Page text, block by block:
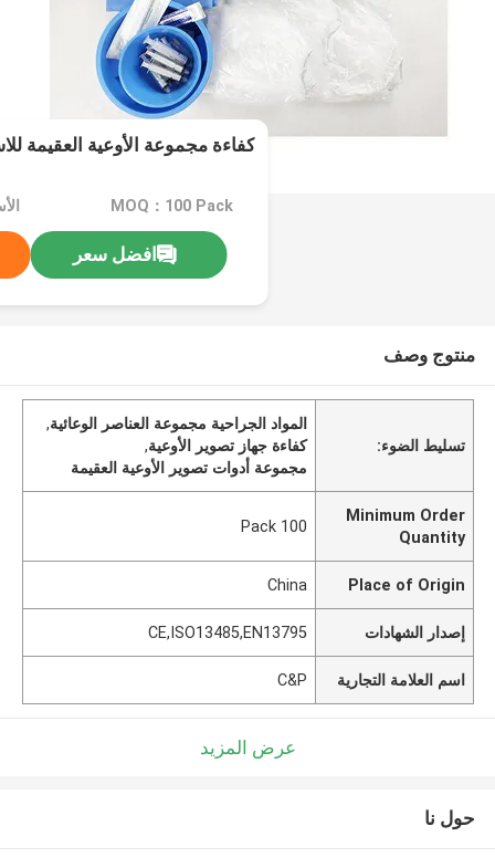
كفاءة مجموعة الأوعية العقيمة
MOQ：100 Pack
افضل سعر
منتوج وصف
تسليط الضوء:
المواد الجراحية مجموعة العناصر الوعائية,
كفاءة جهاز تصوير الأوعية,
مجموعة أدوات تصوير الأوعية العقيمة
Minimum Order
Quantity
100 Pack
Place of Origin
China
إصدار الشهادات CE,ISO13485,EN13795
اسم العلامة التجارية C&P
عرض المزيد
حول نا